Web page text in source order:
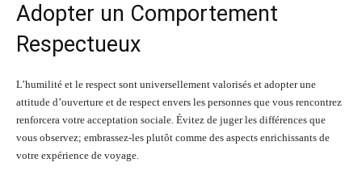
Adopter un Comportement
Respectueux
L’humilité et le respect sont universellement valorisés et adopter une
attitude d’ouverture et de respect envers les personnes que vous rencontrez
renforcera votre acceptation sociale. Évitez de juger les différences que
vous observez; embrassez-les plutôt comme des aspects enrichissants de
votre expérience de voyage.